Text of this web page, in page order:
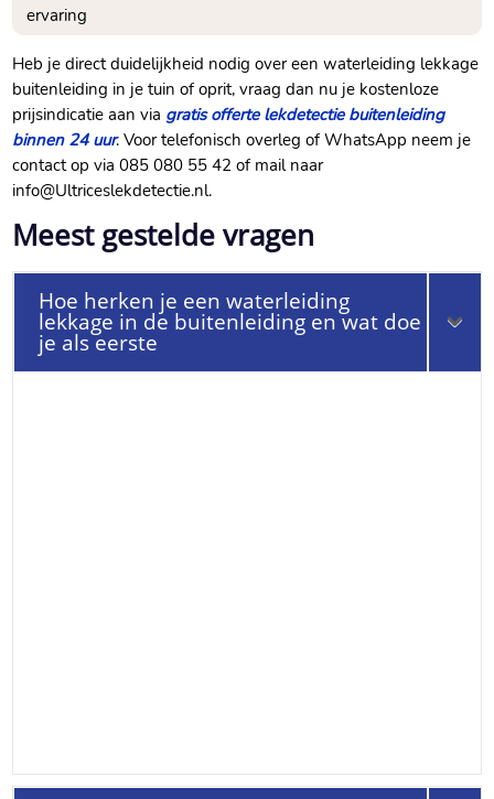
ervaring
Heb je direct duidelijkheid nodig over een waterleiding lekkage
buitenleiding in je tuin of oprit, vraag dan nu je kostenloze
prijsindicatie aan via gratis offerte lekdetectie buitenleiding
binnen 24 uur. Voor telefonisch overleg of WhatsApp neem je
contact op via 085 080 55 42 of mail naar
info@Ultriceslekdetectie.nl.
Meest gestelde vragen
Hoe herken je een waterleiding
lekkage in de buitenleiding en wat doe
je als eerste